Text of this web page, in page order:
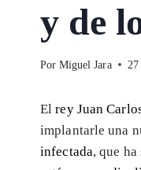
y de
Por Miguel Jara
Elrey Juan
implantarle una
infectada, que